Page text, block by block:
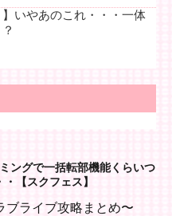
】いやあのこれ・・・一体
ングで一括転部機能くらいつ
【スクフェス】
ブライブ攻略まとめ〜